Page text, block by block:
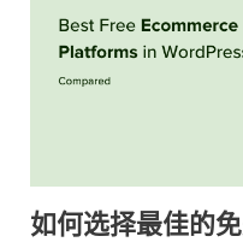
如何选择最佳的